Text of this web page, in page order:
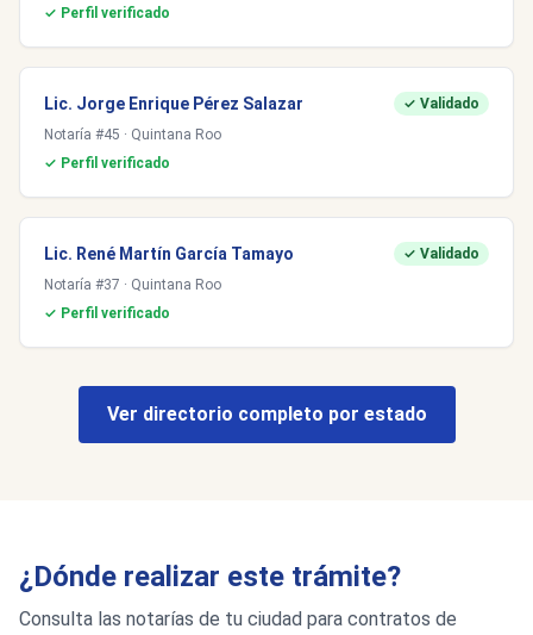
✓ Perfil verificado
Lic. Jorge Enrique Pérez Salazar
✓ Validado
Notaría #45 · Quintana Roo
✓ Perfil verificado
Lic. René Martín García Tamayo
✓ Validado
Notaría #37 · Quintana Roo
✓ Perfil verificado
Ver directorio completo por estado
¿Dónde realizar este trámite?
Consulta las notarías de tu ciudad para contratos de